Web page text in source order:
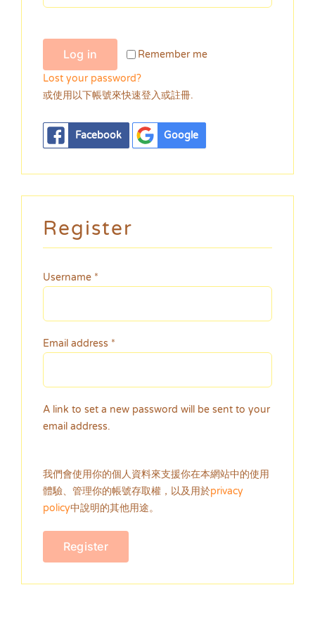
Remember me
Log in
Lost your password?
或使用以下帳號來快速登入或註冊.
Facebook Google
Register
Username *
Email address *
A link to set a new password will be sent to your
email address.
我們會使用你的個人資料來支援你在本網站中的使用
體驗、管理你的帳號存取權，以及用於privacy
policy中說明的其他用途。
Register